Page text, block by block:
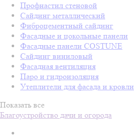
Профнастил стеновой
Сайдинг металлический
Фиброцементный сайдинг
Фасадные и цокольные панели
Фасадные панели COSTUNE
Сайдинг виниловый
Фасадная вентиляция
Паро и гидроизоляция
Утеплители для фасада и кровли
Показать все
Благоустройство дачи и огорода